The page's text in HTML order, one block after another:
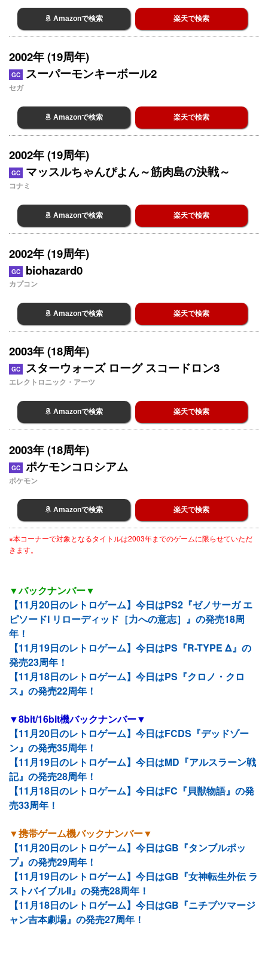
Amazonで検索 楽天で検索
2002年 (19周年)
GC スーパーモンキーボール2
セガ
Amazonで検索 楽天で検索
2002年 (19周年)
GC マッスルちゃんぴよん～筋肉島の決戦～
コナミ
Amazonで検索 楽天で検索
2002年 (19周年)
GC biohazard0
カプコン
Amazonで検索 楽天で検索
2003年 (18周年)
GC スターウォーズ ローグ スコードロン3
エレクトロニック・アーツ
Amazonで検索 楽天で検索
2003年 (18周年)
GC ポケモンコロシアム
ポケモン
Amazonで検索 楽天で検索
※本コーナーで対象となるタイトルは2003年までのゲームに限らせていただ
きます。
▼バックナンバー▼
【11月20日のレトロゲーム】今日はPS2『ゼノサーガ エ
ピソードI リローディッド［力への意志］』の発売18周
年！
【11月19日のレトロゲーム】今日はPS『R-TYPE Δ』の
発売23周年！
【11月18日のレトロゲーム】今日はPS『クロノ・クロ
ス』の発売22周年！
▼8bit/16bit機バックナンバー▼
【11月20日のレトロゲーム】今日はFCDS『デッドゾー
ン』の発売35周年！
【11月19日のレトロゲーム】今日はMD『アルスラーン戦
記』の発売28周年！
【11月18日のレトロゲーム】今日はFC『貝獣物語』の発
売33周年！
▼携帯ゲーム機バックナンバー▼
【11月20日のレトロゲーム】今日はGB『タンブルポッ
プ』の発売29周年！
【11月19日のレトロゲーム】今日はGB『女神転生外伝 ラ
ストバイブルII』の発売28周年！
【11月18日のレトロゲーム】今日はGB『ニチブツマージ
ャン吉本劇場』の発売27周年！